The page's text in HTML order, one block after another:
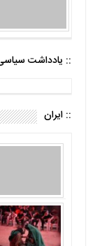
:: یادداشت
:: ایران